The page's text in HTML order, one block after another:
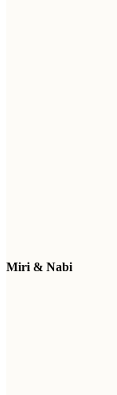
Miri & Nabi